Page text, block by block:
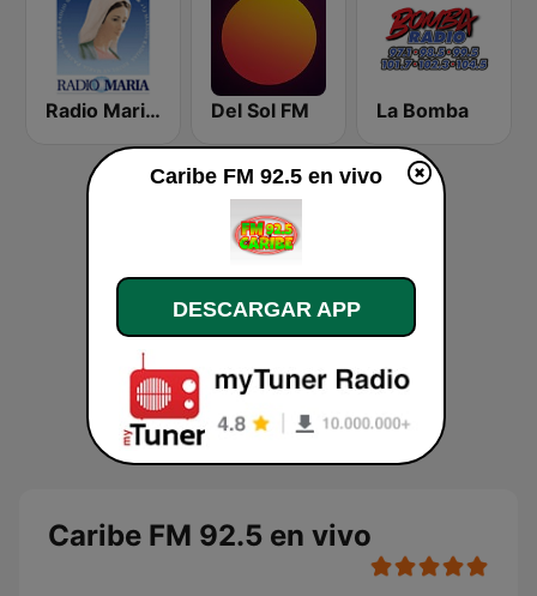
Radio Maria Uruguay 1090 AM Del Sol FM La Bomba
Caribe FM 92.5 en vivo
Caribe FM 92.5 en vivo
DESCARGAR APP